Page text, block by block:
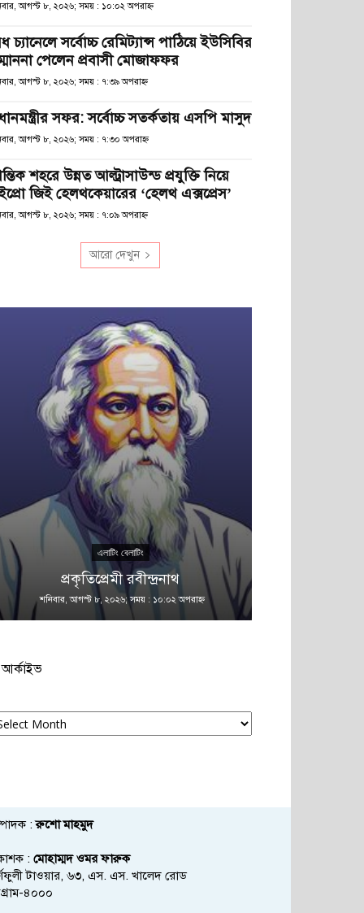
আগস্ট ৮, ২০২৬; সময় : ১০:০২ অপরাহ্ণ
চ্যানেলে সর্বোচ্চ রেমিট্যান্স পাঠিয়ে ইউসিবির
পেলেন প্রবাসী মোজাফফর
আগস্ট ৮, ২০২৬; সময় : ৭:৩৯ অপরাহ্ণ
সফর: সর্বোচ্চ সতর্কতায় এসপি মাসুদ
আগস্ট ৮, ২০২৬; সময় : ৭:৩০ অপরাহ্ণ
শহরে উন্নত আল্ট্রাসাউন্ড প্রযুক্তি নিয়ে
জিই হেলথকেয়ারের ‘হেলথ এক্সপ্রেস’
আগস্ট ৮, ২০২৬; সময় : ৭:০৯ অপরাহ্ণ
আরো দেখুন
এলাটিং বেলাটিং
প্রকৃতিপ্রেমী রবীন্দ্রনাথ
শনিবার, আগস্ট ৮, ২০২৬; সময় : ১০:০২ অপরাহ্ণ
আর্কাইভ
:রুশো মাহমুদ
: মোহাম্মদ ওমর ফারুক
টাওয়ার, ৬৩, এস. এস. খালেদ রোড
৪০০০